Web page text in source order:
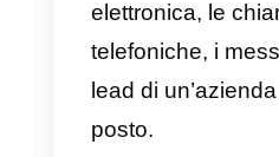
sulla
team potrà
Uno dei